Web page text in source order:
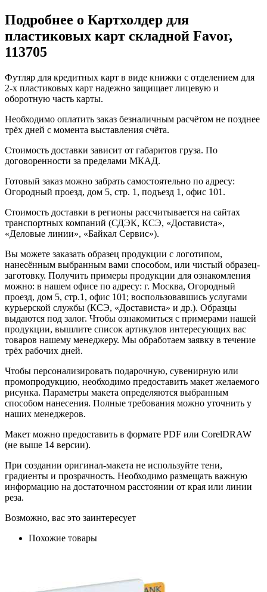
Подробнее о Картхолдер для
пластиковых карт складной Favor,
113705
Футляр для кредитных карт в виде книжки с отделением для
2-х пластиковых карт надежно защищает лицевую и
оборотную часть карты.
Необходимо оплатить заказ безналичным расчётом не позднее
трёх дней с момента выставления счёта.
Стоимость доставки зависит от габаритов груза. По
договоренности за пределами МКАД.
Готовый заказ можно забрать самостоятельно по адресу:
Огородный проезд, дом 5, стр. 1, подъезд 1, офис 101.
Стоимость доставки в регионы рассчитывается на сайтах
транспортных компаний (СДЭК, КСЭ, «Достависта»,
«Деловые линии», «Байкал Сервис»).
Вы можете заказать образец продукции с логотипом,
нанесённым выбранным вами способом, или чистый образец-
заготовку. Получить примеры продукции для ознакомления
можно: в нашем офисе по адресу: г. Москва, Огородный
проезд, дом 5, стр.1, офис 101; воспользовавшись услугами
курьерской службы (КСЭ, «Достависта» и др.). Образцы
выдаются под залог. Чтобы ознакомиться с примерами нашей
продукции, вышлите список артикулов интересующих вас
товаров нашему менеджеру. Мы обработаем заявку в течение
трёх рабочих дней.
Чтобы персонализировать подарочную, сувенирную или
промопродукцию, необходимо предоставить макет желаемого
рисунка. Параметры макета определяются выбранным
способом нанесения. Полные требования можно уточнить у
наших менеджеров.
Макет можно предоставить в формате PDF или CorelDRAW
(не выше 14 версии).
При создании оригинал-макета не используйте тени,
градиенты и прозрачность. Необходимо размещать важную
информацию на достаточном расстоянии от края или линии
реза.
Возможно, вас это заинтересует
Похожие товары